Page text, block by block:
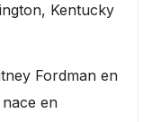
Kentucky
Fordman en
en